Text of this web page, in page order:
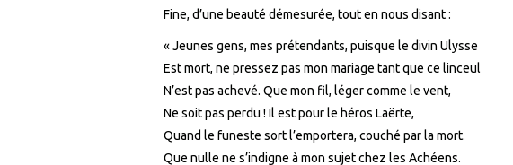
Fine, d’une beauté démesurée, tout en nous disant :
« Jeunes gens, mes prétendants, puisque le divin Ulysse
Est mort, ne pressez pas mon mariage tant que ce linceul
N’est pas achevé. Que mon fil, léger comme le vent,
Ne soit pas perdu ! Il est pour le héros Laërte,
Quand le funeste sort l’emportera, couché par la mort.
Que nulle ne s’indigne à mon sujet chez les Achéens.